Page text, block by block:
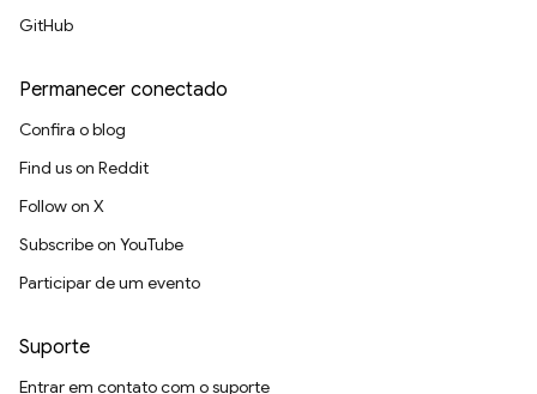
GitHub
Permanecer conectado
Confira o blog
Find us on Reddit
Follow on X
Subscribe on YouTube
Participar de um evento
Suporte
Entrar em contato com o suporte